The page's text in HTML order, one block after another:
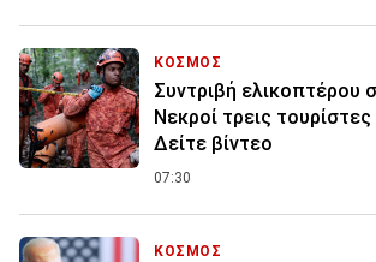
ΚΟΣΜΟΣ
Συντριβή ελικοπτέρου
Νεκροί τρεις
Δείτε βίντεο
07:30
ΚΟΣΜΟΣ